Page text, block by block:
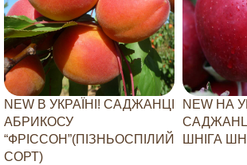
NEW В УКРАЇНІ! САДЖАНЦІ
АБРИКОСУ
“ФРІССОН”(ПІЗНЬОСПІЛИЙ
СОРТ)
NEW НА
ШНІГА